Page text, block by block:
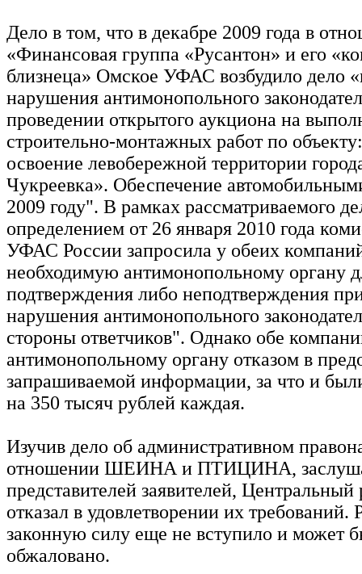
Дело в том, что в декабре 2009 года в
«Финансовая группа «Русантон» и его
близнеца» Омское УФАС возбудило дело
нарушения антимонопольного
проведении открытого аукциона на
строительно-монтажных работ по
освоение левобережной территории
Чукреевка». Обеспечение
2009 году". В рамках рассматриваемого
определением от 26 января 2010 года
УФАС России запросила у обеих
необходимую антимонопольному органу
подтверждения либо неподтверждения
нарушения антимонопольного
стороны ответчиков". Однако обе
антимонопольному органу отказом в
запрашиваемой информации, за что и
на 350 тысяч рублей каждая.
Изучив дело об административном
отношении ШЕИНА и ПТИЦИНА,
представителей заявителей,
отказал в удовлетворении их требований.
законную силу еще не вступило и может
обжаловано.